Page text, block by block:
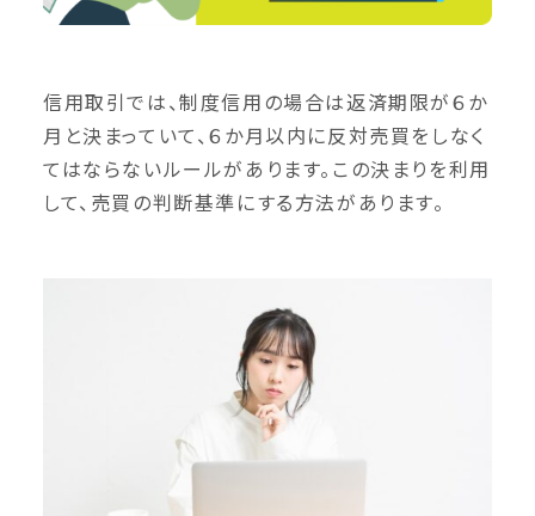
信用取引では、制度信用の場合は返済期限が６か
月と決まっていて、６か月以内に反対売買をしなく
てはならないルールがあります。この決まりを利用
して、売買の判断基準にする方法があります。